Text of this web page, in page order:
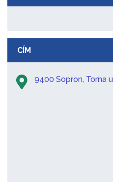
CÍM
9400 Sopron, Torna